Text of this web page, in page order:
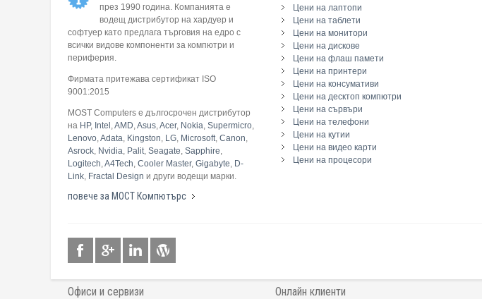
през 1990 година. Компанията е
водещ дистрибутор на хардуер и
софтуер като предлага търговия на едро с
всички видове компоненти за компютри и
периферия.
Фирмата притежава сертификат ISO
9001:2015
MOST Computers е дългосрочен дистрибутор
на HP, Intel ,AMD,Asus,Acer, Nokia, Supermicro,
Lenovo,Adata, Kingston, LG, Microsoft, Canon,
Asrock, Nvidia, Palit, Seagate, Sapphire,
Logitech,A4Tech, Cooler Master, Gigabyte, D-
Link, Fractal Design и други водещи марки.
повече за МОСТ Компютърс
Цени на лаптопи
Цени на таблети
Цени на монитори
Цени на дискове
Цени на флаш памети
Цени на принтери
Цени на консумативи
Цени на десктоп компютри
Цени на сървъри
Цени на телефони
Цени на кутии
Цени на видео карти
Цени на процесори
Офиси и сервизи Онлайн клиенти